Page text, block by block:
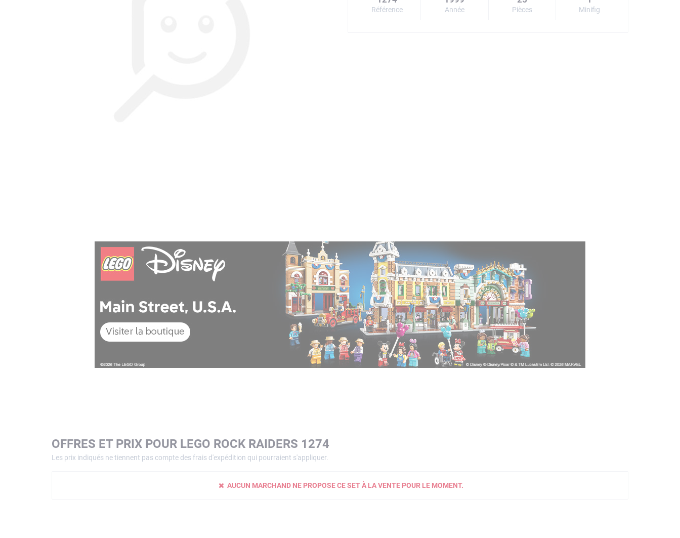
Référence Année Pièces Minifig
OFFRES ET PRIX POUR LEGO ROCK RAIDERS 1274
Les prix indiqués ne tiennent pas compte des frais d'expédition qui pourraient s'appliquer.
AUCUN MARCHAND NE PROPOSE CE SET À LA VENTE POUR LE MOMENT.